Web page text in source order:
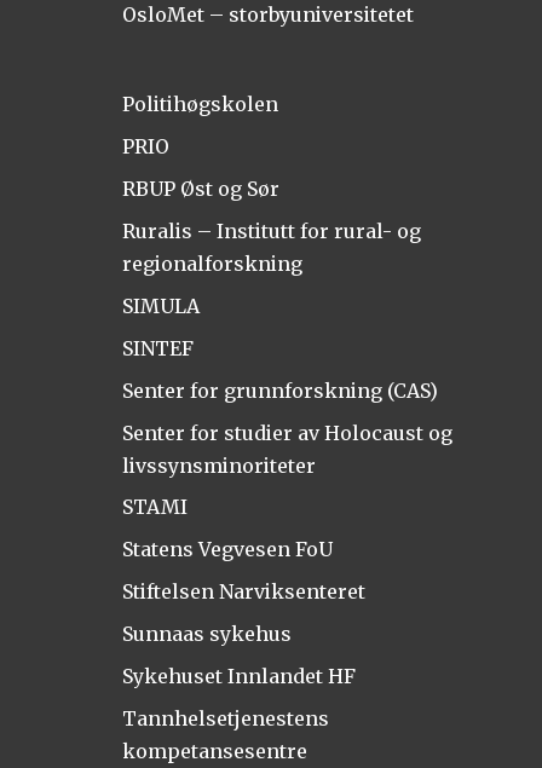
OsloMet – storbyuniversitetet
Politihøgskolen
PRIO
RBUP Øst og Sør
Ruralis – Institutt for rural- og
regionalforskning
SIMULA
SINTEF
Senter for grunnforskning (CAS)
Senter for studier av Holocaust og
livssynsminoriteter
STAMI
Statens Vegvesen FoU
Stiftelsen Narviksenteret
Sunnaas sykehus
Sykehuset Innlandet HF
Tannhelsetjenestens
kompetansesentre